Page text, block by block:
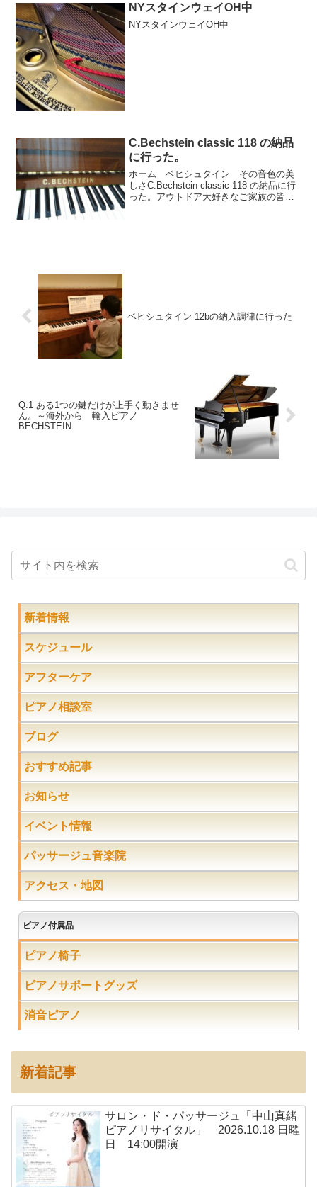
NYスタインウェイOH中
NYスタインウェイOH中
C.Bechstein classic 118 の納品
に行った。
ホーム ベヒシュタイン その音色の美
しさC.Bechstein classic 118 の納品に行
った。アウトドア大好きなご家族の皆
ベヒシュタイン 12bの納入調律に行った
Q.1 ある1つの鍵だけが上手く動きませ
ん。～海外から 輸入ピアノ
BECHSTEIN
新着情報
スケジュール
アフターケア
ピアノ相談室
ブログ
おすすめ記事
お知らせ
イベント情報
パッサージュ音楽院
アクセス・地図
ピアノ付属品
ピアノ椅子
ピアノサポートグッズ
消音ピアノ
新着記事
サロン・ド・パッサージュ「中山真緒
ピアノリサイタル」 2026.10.18 日曜
日 14:00開演